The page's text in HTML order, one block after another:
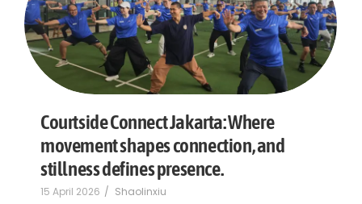
Courtside Connect Jakarta: Where
movement shapes connection, and
stillness defines presence.
15 April 2026 / Shaolinxiu